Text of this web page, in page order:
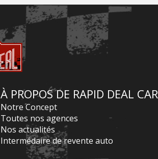
À PROPOS DE RAPID DEAL CAR
Notre Concept
Toutes nos agences
Nos actualités
Intermédaire de revente auto